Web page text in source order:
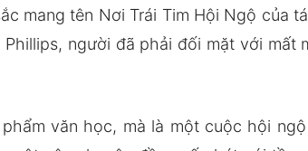
mang tên Nơi Trái Tim Hội Ngộ của
người đã phải đối mặt với mất
văn học, mà là một cuộc hội